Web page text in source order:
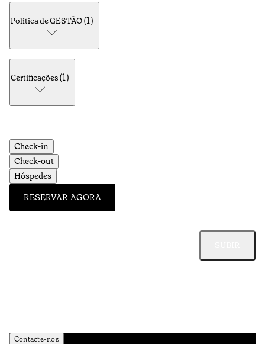
Política de GESTÃO(1)
Certificações(1)
Check-in
Check-out
Hóspedes
RESERVAR AGORA
Contacte-nos